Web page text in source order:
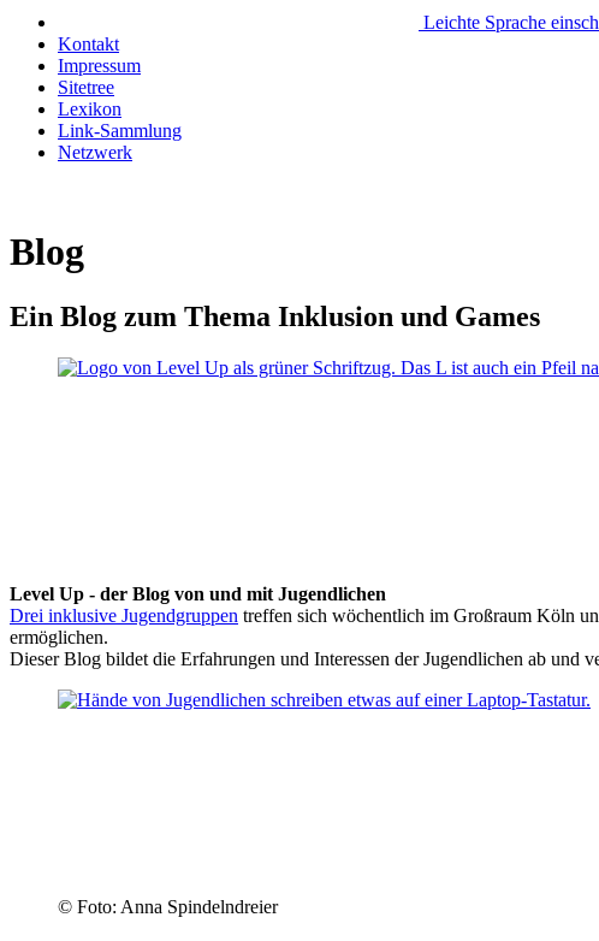
Leichte Sprache
Kontakt
Impressum
Sitetree
Lexikon
Link-Sammlung
Netzwerk
Blog
Ein Blog zum Thema Inklusion und Games
Level Up - der Blog von und mit Jugendlichen
Drei inklusive Jugendgruppen treffen sich wöchentlich im Großraum Köln
ermöglichen.
Dieser Blog bildet die Erfahrungen und Interessen der Jugendlichen ab und
© Foto: Anna Spindelndreier